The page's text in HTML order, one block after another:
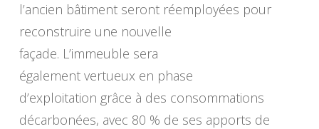
l’ancien bâtiment seront réemployées pour
reconstruire une nouvelle
façade. L’immeuble sera
également vertueux en phase
d’exploitation grâce à des consommations
décarbonées, avec 80 % de ses apports de